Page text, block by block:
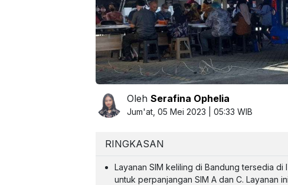
OlehSerafina Ophelia
Jum'at, 05 Mei 2023 | 05:33 WIB
RINGKASAN
Layanan SIM keliling di Bandung tersedia
untuk perpanjangan SIM A dan C. Layanan